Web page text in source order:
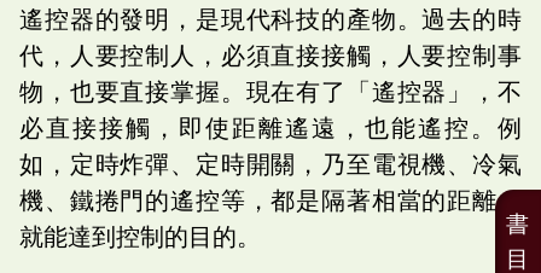
遙控器的發明，是現代科技的產物。過去的時
代，人要控制人，必須直接接觸，人要控制事
物，也要直接掌握。現在有了「遙控器」，不
必直接接觸，即使距離遙遠，也能遙控。例
如，定時炸彈、定時開關，乃至電視機、冷氣
機、鐵捲門的遙控等，都是隔著相當的距離，
就能達到控制的目的。
書
目